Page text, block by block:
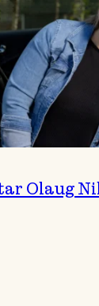
Olaug